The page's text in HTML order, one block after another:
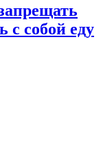
с собой еду